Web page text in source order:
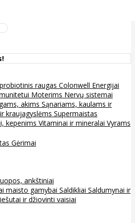
raugas Colonwell Energijai
Moterims Nervų sistemai
akims Sąnariams, kaulams ir
kraujagyslėms Supermaistas
kepenims Vitaminai ir mineralai Vyrams
Gėrimai
ankštiniai
maisto gamybai Saldikliai Saldumynai ir
ir džiovinti vaisiai